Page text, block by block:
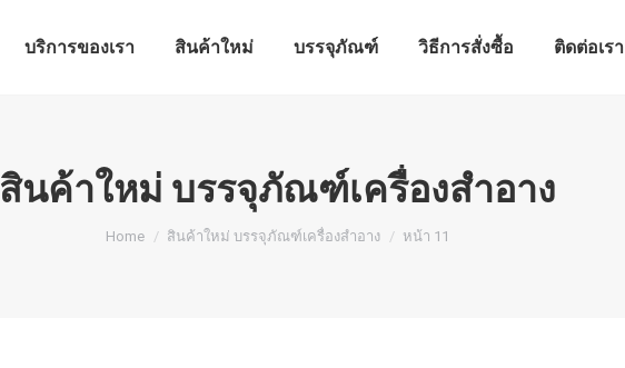
บริการของเรา สินค้าใหม่ บรรจุภัณฑ์ วิธีการสั่งซื้อ ติดต่อเรา
สินค้าใหม่ บรรจุภัณฑ์เครื่องสำอาง
You are here:
Home สินค้าใหม่ บรรจุภัณฑ์เครื่องสำอาง หน้า 11
บริการของเรา สินค้าใหม่ บรรจุภัณฑ์ วิธีการสั่งซื้อ ติดต่อเรา